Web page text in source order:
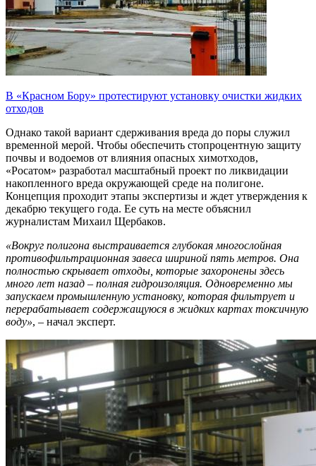
В «Красном Бору» протестируют установку очистки жидких
отходов
Однако такой вариант сдерживания вреда до поры служил
временной мерой. Чтобы обеспечить стопроцентную защиту
почвы и водоемов от влияния опасных химотходов,
«Росатом» разработал масштабный проект по ликвидации
накопленного вреда окружающей среде на полигоне.
Концепция проходит этапы экспертизы и ждет утверждения к
декабрю текущего года. Ее суть на месте объяснил
журналистам Михаил Щербаков.
«Вокруг полигона выстраивается глубокая многослойная
противофильтрационная завеса шириной пять метров. Она
полностью скрывает отходы, которые захоронены здесь
много лет назад – полная гидроизоляция. Одновременно мы
запускаем промышленную установку, которая фильтрует и
перерабатывает содержащуюся в жидких картах токсичную
воду», – начал эксперт.